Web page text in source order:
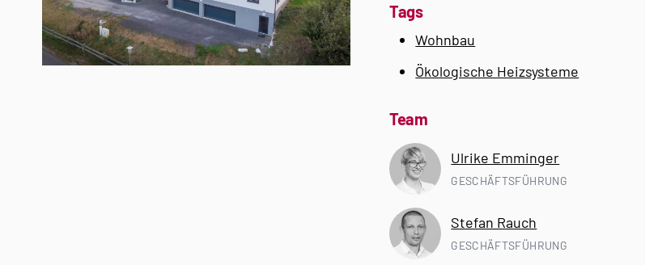
Tags
Wohnbau
Ökologische Heizsysteme
Team
Ulrike Emminger
GESCHÄFTSFÜHRUNG
Stefan Rauch
GESCHÄFTSFÜHRUNG